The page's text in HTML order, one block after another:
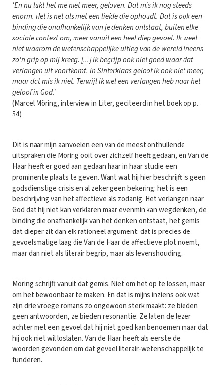
'En nu lukt het me niet meer, geloven. Dat mis ik nog steeds
enorm. Het is net als met een liefde die ophoudt. Dat is ook een
binding die onafhankelijk van je denken ontstaat, buiten elke
sociale context om, meer vanuit een heel diep gevoel. Ik weet
niet waarom de wetenschappelijke uitleg van de wereld ineens
zo'n grip op mij kreeg. [...] ik begrijp ook niet goed waar dat
verlangen uit voortkomt. In Sinterklaas geloof ik ook niet meer,
maar dat mis ik niet. Terwijl ik wel een verlangen heb naar het
geloof in God.'
(Marcel Möring, interview in Liter, geciteerd in het boek op p.
54)
Dit is naar mijn aanvoelen een van de meest onthullende
uitspraken die Möring ooit over zichzelf heeft gedaan, en Van de
Haar heeft er goed aan gedaan haar in haar studie een
prominente plaats te geven. Want wat hij hier beschrijft is geen
godsdienstige crisis en al zeker geen bekering: het is een
beschrijving van het affectieve als zodanig. Het verlangen naar
God dat hij niet kan verklaren maar evenmin kan wegdenken, de
binding die onafhankelijk van het denken ontstaat, het gemis
dat dieper zit dan elk rationeel argument: dat is precies de
gevoelsmatige laag die Van de Haar de affectieve plot noemt,
maar dan niet als literair begrip, maar als levenshouding.
Möring schrijft vanuit dat gemis. Niet om het op te lossen, maar
om het bewoonbaar te maken. En dat is mijns inziens ook wat
zijn drie vroege romans zo ongewoon sterk maakt: ze bieden
geen antwoorden, ze bieden resonantie. Ze laten de lezer
achter met een gevoel dat hij niet goed kan benoemen maar dat
hij ook niet wil loslaten. Van de Haar heeft als eerste de
woorden gevonden om dat gevoel literair-wetenschappelijk te
funderen.